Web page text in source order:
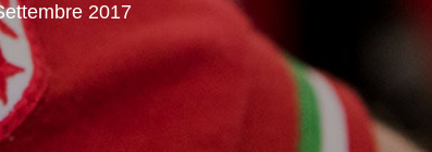
2017